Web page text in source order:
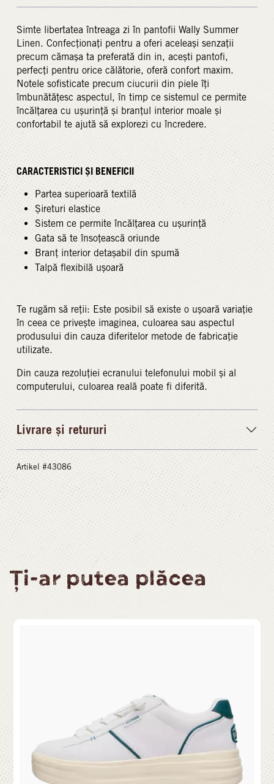
Simte libertatea întreaga zi în pantofii Wally Summer
Linen. Confecționați pentru a oferi aceleași senzații
precum cămașa ta preferată din in, acești pantofi,
perfecți pentru orice călătorie, oferă confort maxim.
Notele sofisticate precum ciucurii din piele îți
îmbunătățesc aspectul, în timp ce sistemul ce permite
încălțarea cu ușurință și branțul interior moale și
confortabil te ajută să explorezi cu încredere.
CARACTERISTICI ȘI BENEFICII
Partea superioară textilă
Șireturi elastice
Sistem ce permite încălțarea cu ușurință
Gata să te însoțească oriunde
Branț interior detașabil din spumă
Talpă flexibilă ușoară
Te rugăm să reții: Este posibil să existe o ușoară variație
în ceea ce privește imaginea, culoarea sau aspectul
produsului din cauza diferitelor metode de fabricație
utilizate.
Din cauza rezoluției ecranului telefonului mobil și al
computerului, culoarea reală poate fi diferită.
Livrare și retururi
Artikel #43086
Ți-ar putea plăcea